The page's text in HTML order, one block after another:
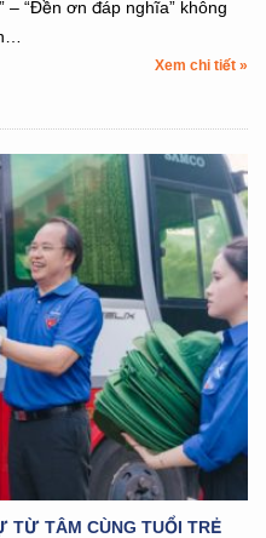
– “Đền ơn đáp nghĩa” không
Xem chi tiết »
TỪ TÂM CÙNG TUỔI TRẺ